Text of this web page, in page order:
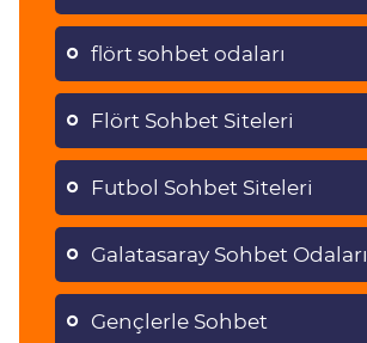
flört sohbet odaları
Flört Sohbet Siteleri
Futbol Sohbet Siteleri
Galatasaray Sohbet Odaları
Gençlerle Sohbet